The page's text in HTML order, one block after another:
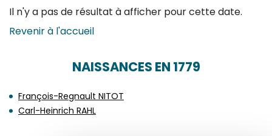
Il n'y a pas de résultat à afficher pour cette date.
Revenir à l'accueil
NAISSANCES EN 1779
François-Regnault NITOT
Carl-Heinrich RAHL